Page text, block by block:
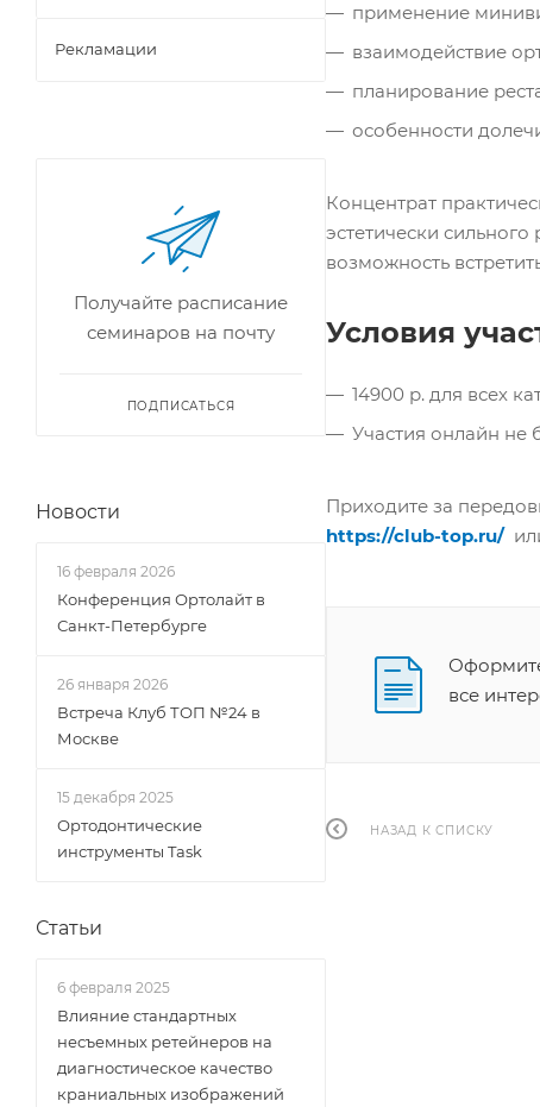
применение
взаимодействие
планирование
особенности
Концентрат
эстетически сильного
возможность
Условия
14900 р. для всех
Участия онлайн не
Приходите за
https://club-top.ru/
все
НАЗАД К СПИСКУ
Рекламации
Получайте расписание
семинаров на почту
ПОДПИСАТЬСЯ
Новости
16 февраля 2026
Конференция Ортолайт в
Санкт-Петербурге
26 января 2026
Встреча Клуб ТОП №24 в
Москве
15 декабря 2025
Ортодонтические
инструменты Task
Статьи
6 февраля 2025
Влияние стандартных
несъемных ретейнеров на
диагностическое качество
краниальных изображений